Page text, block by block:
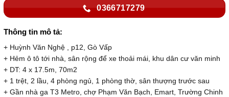
0366717279
Thông tin mô tả:
+ Huỳnh Văn Nghệ , p12, Gò Vấp
+ Hẻm ô tô tới nhà, sân rộng để xe thoải mái, khu dân cư văn minh
+ DT: 4 x 17.5m, 70m2
+ 1 trệt, 2 lầu, 4 phòng ngủ, 1 phòng thờ, sân thượng trước sau
+ Gần nhà ga T3 Metro, chợ Phạm Văn Bạch, Emart, Trường Chinh